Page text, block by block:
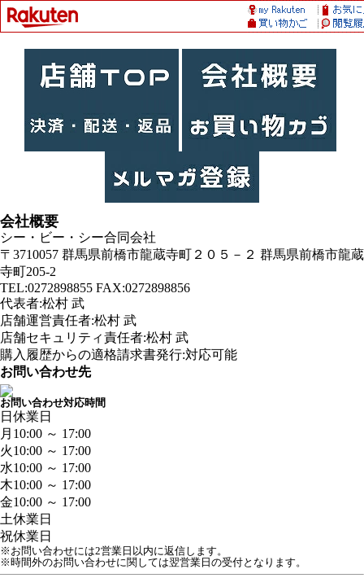
会社概要
シー・ビー・シー合同会社
〒3710057 群馬県前橋市龍蔵寺町２０５－２ 群馬県前橋市龍蔵
寺町205-2
TEL:0272898855 FAX:0272898856
代表者:松村 武
店舗運営責任者:松村 武
店舗セキュリティ責任者:松村 武
購入履歴からの適格請求書発行:対応可能
お問い合わせ先
お問い合わせ対応時間
日 休業日
月 10:00 ～ 17:00
火10:00 ～ 17:00
水10:00 ～ 17:00
木10:00 ～ 17:00
金10:00 ～ 17:00
土休業日
祝休業日
※お問い合わせには2営業日以内に返信します。
※時間外のお問い合わせに関しては翌営業日の受付となります。